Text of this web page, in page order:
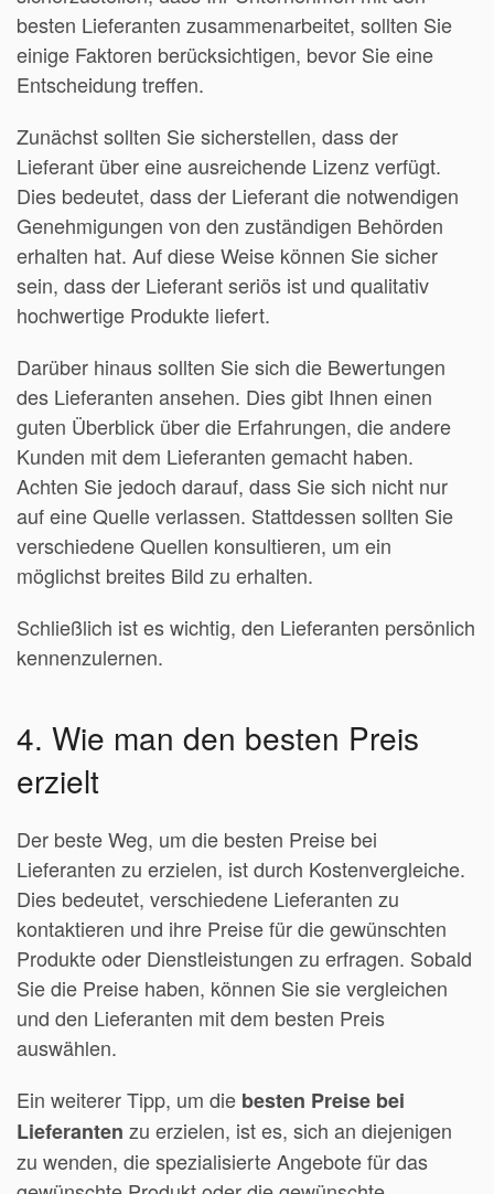
besten Lieferanten zusammenarbeitet, sollten Sie
einige Faktoren berücksichtigen, bevor Sie eine
Entscheidung treffen.
Zunächst sollten Sie sicherstellen, dass der
Lieferant über eine ausreichende Lizenz verfügt.
Dies bedeutet, dass der Lieferant die notwendigen
Genehmigungen von den zuständigen Behörden
erhalten hat. Auf diese Weise können Sie sicher
sein, dass der Lieferant seriös ist und qualitativ
hochwertige Produkte liefert.
Darüber hinaus sollten Sie sich die Bewertungen
des Lieferanten ansehen. Dies gibt Ihnen einen
guten Überblick über die Erfahrungen, die andere
Kunden mit dem Lieferanten gemacht haben.
Achten Sie jedoch darauf, dass Sie sich nicht nur
auf eine Quelle verlassen. Stattdessen sollten Sie
verschiedene Quellen konsultieren, um ein
möglichst breites Bild zu erhalten.
Schließlich ist es wichtig, den Lieferanten persönlich
kennenzulernen.
4. Wie man den besten Preis
erzielt
Der beste Weg, um die besten Preise bei
Lieferanten zu erzielen, ist durch Kostenvergleiche.
Dies bedeutet, verschiedene Lieferanten zu
kontaktieren und ihre Preise für die gewünschten
Produkte oder Dienstleistungen zu erfragen. Sobald
Sie die Preise haben, können Sie sie vergleichen
und den Lieferanten mit dem besten Preis
auswählen.
Ein weiterer Tipp, um die besten Preise bei
Lieferanten zu erzielen, ist es, sich an diejenigen
zu wenden, die spezialisierte Angebote für das